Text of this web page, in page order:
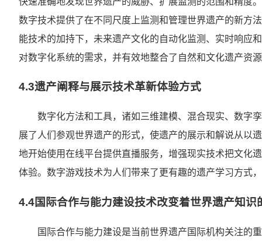
数字技术提供了在不同尺度上监测和管理世界遗产的新方
能技术的加持下，未来遗产文化的自动化监测、实时响应
对数字化系统的需求，并有效地整合了自然和文化遗产资
4.3遗产阐释与展示技术革新体验方式
数字化方法和工具，诸如三维建模、混合现实、数字
展了人们参观世界遗产的形式，使遗产的展示和解说从以
地开始使用在线平台提供直播服务，增强现实技术把文化
体验。数字游戏技术为人们带来了更有趣的遗产学习方式
4.4国际合作与能力建设技术改变着世界遗产知识
国际合作与能力建设是当前世界遗产国际机构关注的